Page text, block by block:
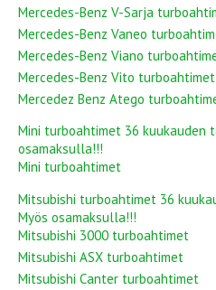
Mercedes-Benz V-Sarja
Mercedes-Benz Vaneo
Mercedes-Benz Viano
Mercedes-Benz Vito turboahtimet
Mercedez Benz Atego
Mini turboahtimet 36 kuukauden
osamaksulla!!!
Mini turboahtimet
Mitsubishi turboahtimet 36
Myös osamaksulla!!!
Mitsubishi 3000 turboahtimet
Mitsubishi ASX turboahtimet
Mitsubishi Canter turboahtimet